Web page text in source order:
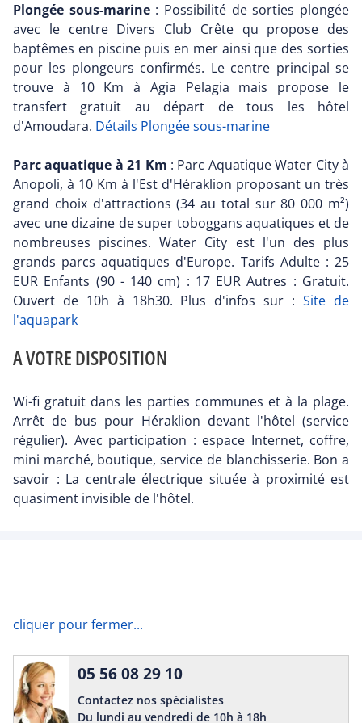
Plongée sous-marine : Possibilité de sorties plongée
avec le centre Divers Club Crête qu propose des
baptêmes en piscine puis en mer ainsi que des sorties
pour les plongeurs confirmés. Le centre principal se
trouve à 10 Km à Agia Pelagia mais propose le
transfert gratuit au départ de tous les hôtel
d'Amoudara. Détails Plongée sous-marine
Parc aquatique à 21 Km : Parc Aquatique Water City à
Anopoli, à 10 Km à l'Est d'Héraklion proposant un très
grand choix d'attractions (34 au total sur 80 000 m²)
avec une dizaine de super toboggans aquatiques et de
nombreuses piscines. Water City est l'un des plus
grands parcs aquatiques d'Europe. Tarifs Adulte : 25
EUR Enfants (90 - 140 cm) : 17 EUR Autres : Gratuit.
Ouvert de 10h à 18h30. Plus d'infos sur :Site de
l'aquapark
A VOTRE DISPOSITION
Wi-fi gratuit dans les parties communes et à la plage.
Arrêt de bus pour Héraklion devant l'hôtel (service
régulier). Avec participation : espace Internet, coffre,
mini marché, boutique, service de blanchisserie. Bon a
savoir : La centrale électrique située à proximité est
quasiment invisible de l'hôtel.
cliquer pour fermer...
05 56 08 29 10
Contactez nos spécialistes
Du lundi au vendredi de 10h à 18h